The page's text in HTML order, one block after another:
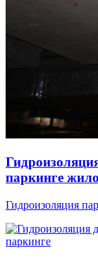
паркинге
Гидроизоляция